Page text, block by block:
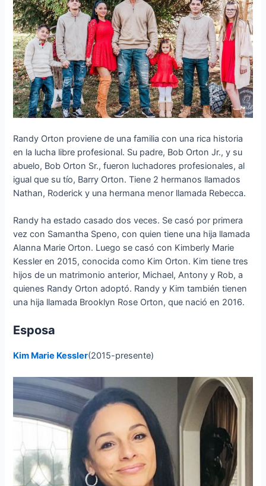
Randy Orton proviene de una familia con una rica historia
en la lucha libre profesional. Su padre, Bob Orton Jr., y su
abuelo, Bob Orton Sr., fueron luchadores profesionales, al
igual que su tío, Barry Orton. Tiene 2 hermanos llamados
Nathan, Roderick y una hermana menor llamada Rebecca.
Randy ha estado casado dos veces. Se casó por primera
vez con Samantha Speno, con quien tiene una hija llamada
Alanna Marie Orton. Luego se casó con Kimberly Marie
Kessler en 2015, conocida como Kim Orton. Kim tiene tres
hijos de un matrimonio anterior, Michael, Antony y Rob, a
quienes Randy Orton adoptó. Randy y Kim también tienen
una hija llamada Brooklyn Rose Orton, que nació en 2016.
Esposa
Kim Marie Kessler(2015-presente)